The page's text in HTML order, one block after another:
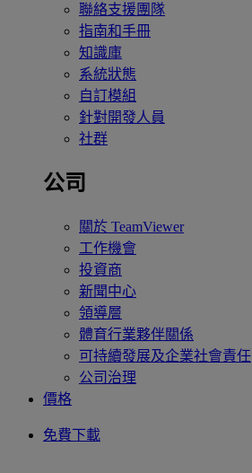
聯絡支援團隊
指南和手冊
知識庫
系統狀態
自訂模組
針對開發人員
社群
公司
關於 TeamViewer
工作機會
投資商
新聞中心
領導層
體育行業夥伴關係
可持續發展及企業社會責任
公司治理
價格
免費下載